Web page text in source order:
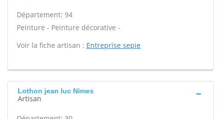
Département: 94
Peinture - Peinture décorative -
Voir la fiche artisan : Entreprise sepie
Lothon jean luc Nimes
Artisan